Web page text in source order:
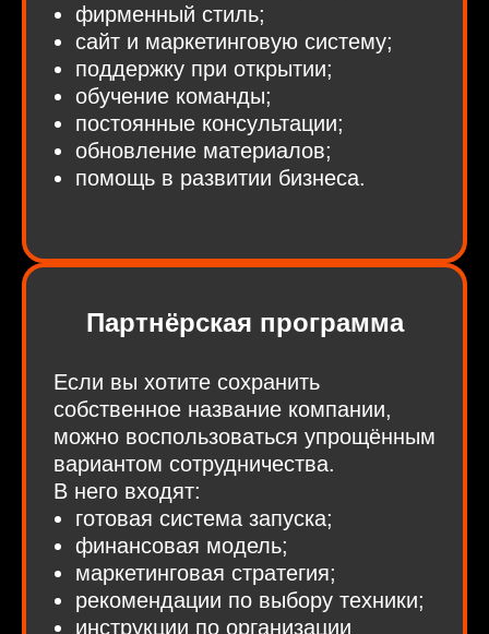
фирменный стиль;
сайт и маркетинговую систему;
поддержку при открытии;
обучение команды;
постоянные консультации;
обновление материалов;
помощь в развитии бизнеса.
Партнёрская программа
Если вы хотите сохранить
собственное название компании,
можно воспользоваться упрощённым
вариантом сотрудничества.
В него входят:
готовая система запуска;
финансовая модель;
маркетинговая стратегия;
рекомендации по выбору техники;
инструкции по организации